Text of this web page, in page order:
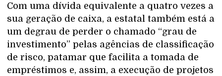
Com uma dívida equivalente a quatro vezes a
sua geração de caixa, a estatal também está a
um degrau de perder o chamado “grau de
investimento” pelas agências de classificação
de risco, patamar que facilita a tomada de
empréstimos e, assim, a execução de projetos